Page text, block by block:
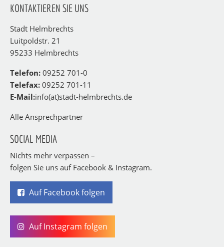
Am Kirchspitz 4
95233 Helmbrechts
KONTAKTIEREN SIE UNS
Stadt Helmbrechts
Luitpoldstr. 21
95233 Helmbrechts
Telefon: 09252 701-0
Telefax: 09252 701-11
E-Mail:info(at)stadt-helmbrechts.de
Alle Ansprechpartner
SOCIAL MEDIA
Nichts mehr verpassen –
folgen Sie uns auf Facebook & Instagram.
Auf Facebook folgen
Auf Instagram folgen